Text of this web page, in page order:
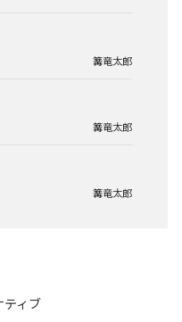
篝竜太郎
篝竜太郎
篝竜太郎
ティブ